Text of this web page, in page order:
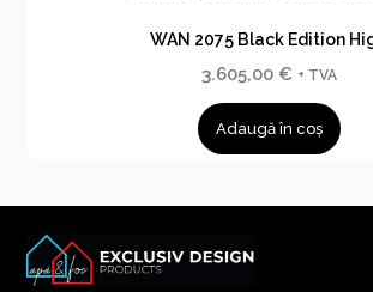
WAN 2075 Black Edition
3.605,00 € + TVA
Adaugă în coș